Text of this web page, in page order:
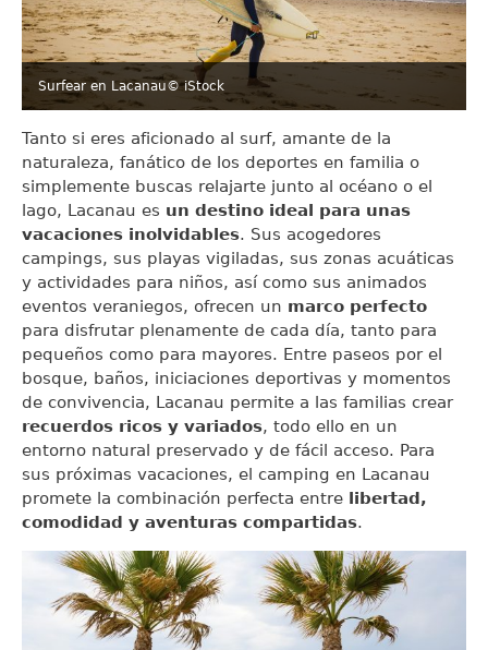
Surfear en Lacanau© iStock
Tanto si eres aficionado al surf, amante de la
naturaleza, fanático de los deportes en familia o
simplemente buscas relajarte junto al océano o el
lago, Lacanau es un destino ideal para unas
vacaciones inolvidables. Sus acogedores
campings, sus playas vigiladas, sus zonas acuáticas
y actividades para niños, así como sus animados
eventos veraniegos, ofrecen un marco perfecto
para disfrutar plenamente de cada día, tanto para
pequeños como para mayores. Entre paseos por el
bosque, baños, iniciaciones deportivas y momentos
de convivencia, Lacanau permite a las familias crear
recuerdos ricos y variados, todo ello en un
entorno natural preservado y de fácil acceso. Para
sus próximas vacaciones, el camping en Lacanau
promete la combinación perfecta entre libertad,
comodidad y aventuras compartidas.